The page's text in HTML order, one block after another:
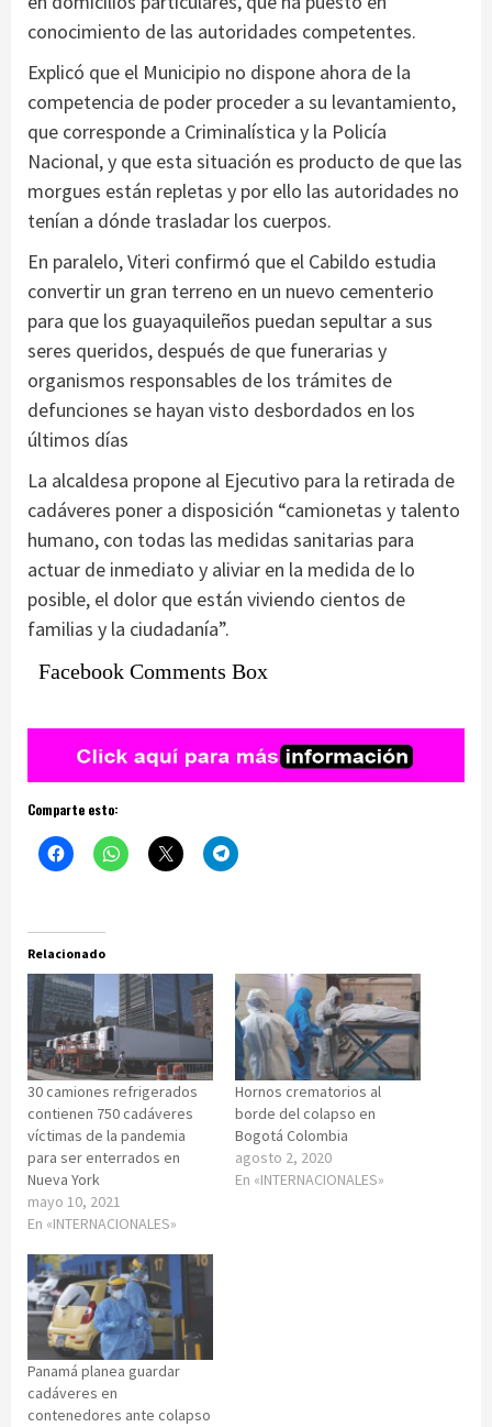
conocimiento de las autoridades competentes.
Explicó que el Municipio no dispone ahora de la
competencia de poder proceder a su levantamiento,
que corresponde a Criminalística y la Policía
Nacional, y que esta situación es producto de que las
morgues están repletas y por ello las autoridades no
tenían a dónde trasladar los cuerpos.
En paralelo, Viteri confirmó que el Cabildo estudia
convertir un gran terreno en un nuevo cementerio
para que los guayaquileños puedan sepultar a sus
seres queridos, después de que funerarias y
organismos responsables de los trámites de
defunciones se hayan visto desbordados en los
últimos días
La alcaldesa propone al Ejecutivo para la retirada de
cadáveres poner a disposición “camionetas y talento
humano, con todas las medidas sanitarias para
actuar de inmediato y aliviar en la medida de lo
posible, el dolor que están viviendo cientos de
familias y la ciudadanía”.
Facebook Comments Box
Comparte esto:
Relacionado
30 camiones refrigerados
contienen 750 cadáveres
víctimas de la pandemia
para ser enterrados en
Nueva York
mayo 10, 2021
En «INTERNACIONALES»
Hornos crematorios al
borde del colapso en
Bogotá Colombia
agosto 2, 2020
En «INTERNACIONALES»
Panamá planea guardar
cadáveres en
contenedores ante colapso